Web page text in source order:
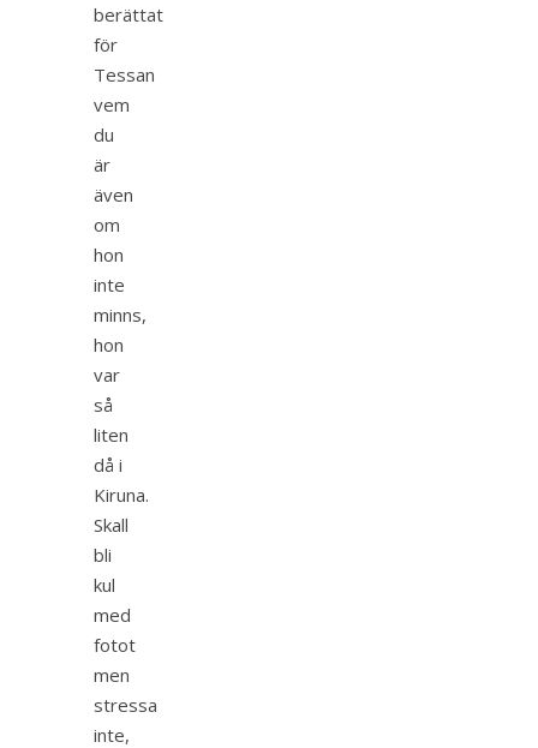
berättat
för
Tessan
vem
du
är
även
om
hon
inte
minns,
hon
var
så
liten
då i
Kiruna.
Skall
bli
kul
med
fotot
men
stressa
inte,